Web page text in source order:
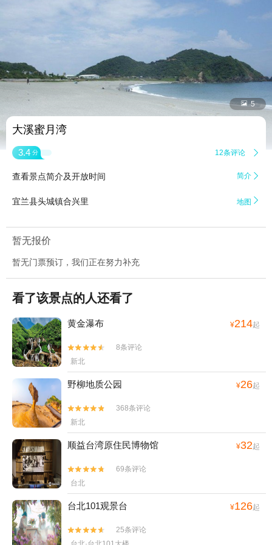
 5
大溪蜜月湾
3.4 分 12条评论 
查看景点简介及开放时间 简介 
宜兰县头城镇合兴里 地图 
暂无报价
暂无门票预订，我们正在努力补充
看了该景点的人还看了
黄金瀑布 ¥214起


8条评论
新北
野柳地质公园 ¥26起


368条评论
新北
顺益台湾原住民博物馆 ¥32起


69条评论
台北
台北101观景台 ¥126起


25条评论